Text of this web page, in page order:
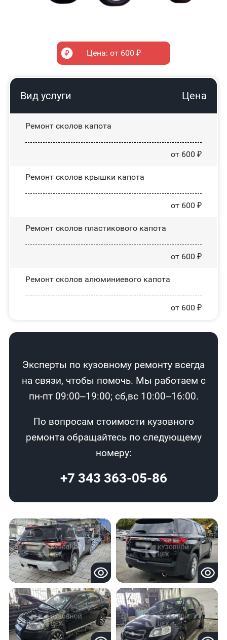
Цена: от 600 ₽
Вид услуги Цена
Ремонт сколов капота
от 600 ₽
Ремонт сколов крышки капота
от 600 ₽
Ремонт сколов пластикового капота
от 600 ₽
Ремонт сколов алюминиевого капота
от 600 ₽
Эксперты по кузовному ремонту всегда
на связи, чтобы помочь. Мы работаем с
пн-пт 09:00–19:00; сб,вс 10:00–16:00.
По вопросам стоимости кузовного
ремонта обращайтесь по следующему
номеру:
+7 343 363-05-86